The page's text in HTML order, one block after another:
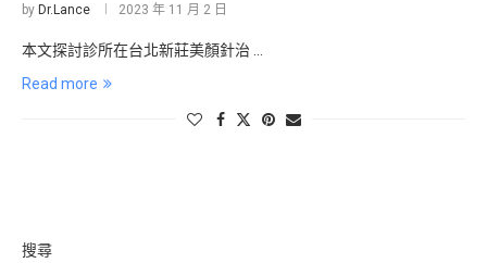
by Dr.Lance 2023 年 11 月 2 日
本文探討診所在台北新莊美顏針治 …
Read more
搜尋